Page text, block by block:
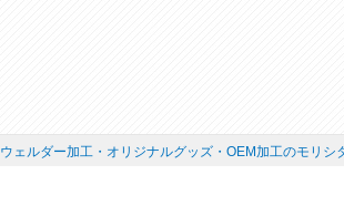
ウェルダー加工・オリジナルグッズ・OEM加工のモリシ